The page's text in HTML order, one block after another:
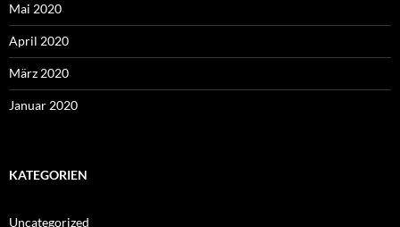
Mai 2020
April 2020
März 2020
Januar 2020
KATEGORIEN
Uncategorized